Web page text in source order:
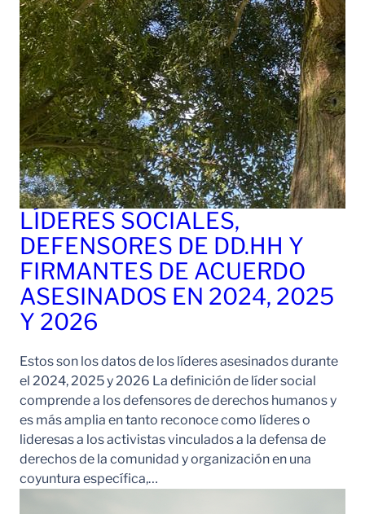
LÍDERES SOCIALES,
DEFENSORES DE DD.HH Y
FIRMANTES DE ACUERDO
ASESINADOS EN 2024, 2025
Y 2026
Estos son los datos de los líderes asesinados durante
el 2024, 2025 y 2026 La definición de líder social
comprende a los defensores de derechos humanos y
es más amplia en tanto reconoce como líderes o
lideresas a los activistas vinculados a la defensa de
derechos de la comunidad y organización en una
coyuntura específica,…